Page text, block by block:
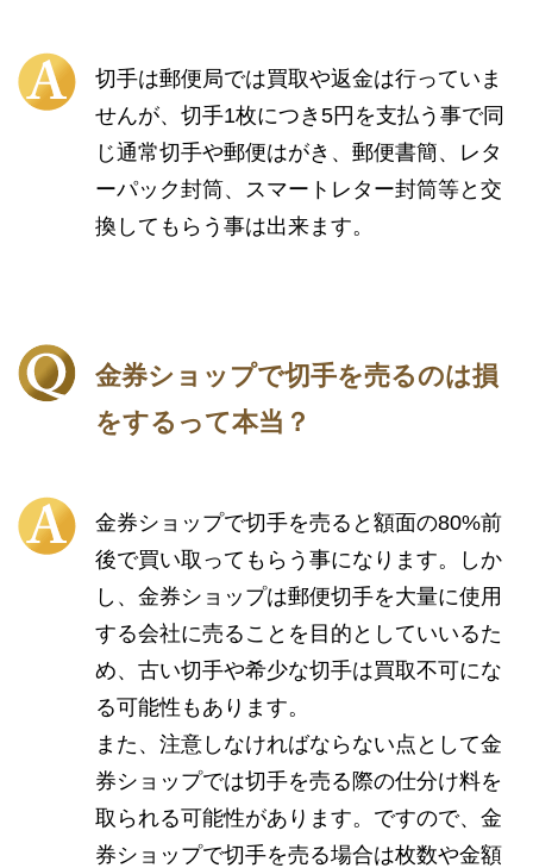
切手は郵便局では買取や返金は行っていま
せんが、切手1枚につき5円を支払う事で同
じ通常切手や郵便はがき、郵便書簡、レタ
ーパック封筒、スマートレター封筒等と交
換してもらう事は出来ます。
金券ショップで切手を売るのは損
をするって本当？
金券ショップで切手を売ると額面の80%前
後で買い取ってもらう事になります。しか
し、金券ショップは郵便切手を大量に使用
する会社に売ることを目的としていいるた
め、古い切手や希少な切手は買取不可にな
る可能性もあります。
また、注意しなければならない点として金
券ショップでは切手を売る際の仕分け料を
取られる可能性があります。ですので、金
券ショップで切手を売る場合は枚数や金額